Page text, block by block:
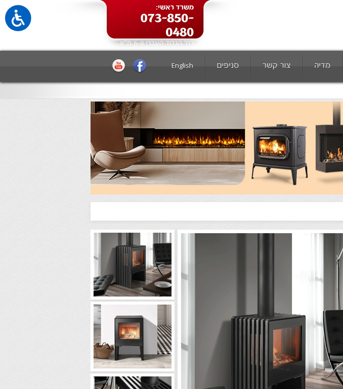
משרד ראשי:
073-850-
0480
רח' הגדוד העברי 6-8 ת"א
מדיה צור קשר סניפים English